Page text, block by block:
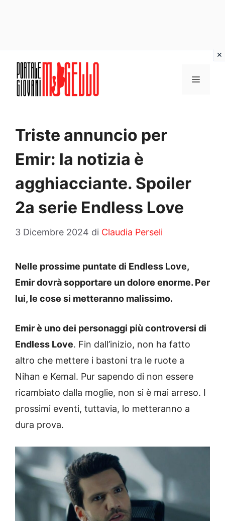
contenuto
MENU
Triste annuncio per
Emir: la notizia è
agghiacciante. Spoiler
2a serie Endless Love
3 Dicembre 2024 di Claudia Perseli
Nelle prossime puntate di Endless Love,
Emir dovrà sopportare un dolore enorme. Per
lui, le cose si metteranno malissimo.
Emir è uno dei personaggi più controversi di
Endless Love. Fin dall’inizio, non ha fatto
altro che mettere i bastoni tra le ruote a
Nihan e Kemal. Pur sapendo di non essere
ricambiato dalla moglie, non si è mai arreso. I
prossimi eventi, tuttavia, lo metteranno a
dura prova.